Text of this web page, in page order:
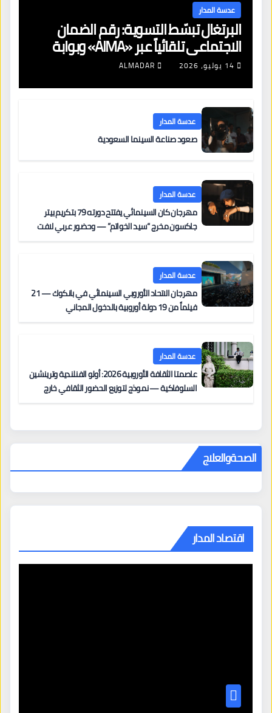
عدسة المدار
البرتغال تبسّط التسوية: رقم الضمان
الاجتماعي تلقائياً عبر «AIMA» وبوابة
جديدة لتجديد الإقامات
14 يوليو، 2026 ALMADAR
عدسة المدار
صعود صناعة السينما السعودية
عدسة المدار
مهرجان كان السينمائي يفتتح دورته 79 بتكريم بيتر
جاكسون مخرج “سيد الخواتم” — وحضور عربي لافت
عدسة المدار
مهرجان الاتحاد الأوروبي السينمائي في بانكوك — 21
فيلماً من 19 دولة أوروبية بالدخول المجاني
عدسة المدار
عاصمتا الثقافة الأوروبية 2026: أولو الفنلندية وترينشين
السلوفاكية — نموذج لتوزيع الحضور الثقافي خارج
الصحةوالعلاج
اقتصاد المدار